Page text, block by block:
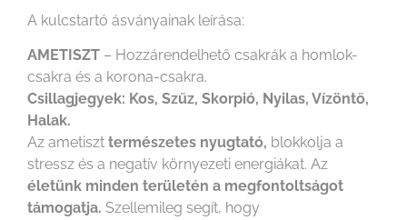
A kulcstartó ásványainak leírása:
AMETISZT – Hozzárendelhető csakrák a homlok-
csakra és a korona-csakra.
Csillagjegyek: Kos, Szűz, Skorpió, Nyilas, Vízöntő,
Halak.
Az ametiszt természetes nyugtató, blokkolja a
stressz és a negatív környezeti energiákat. Az
életünk minden területén a megfontoltságot
támogatja. Szellemileg segít, hogy